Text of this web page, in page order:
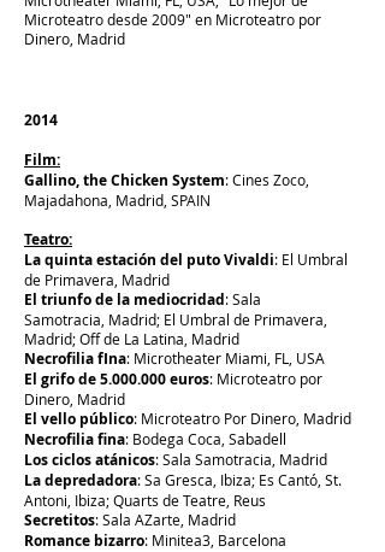
Microteatro desde 2009" en Microteatro por
Dinero, Madrid
2014
Film:
Gallino, the Chicken System: Cines Zoco,
Majadahona, Madrid, SPAIN
Teatro:
La quinta estación del puto Vivaldi: El Umbral
de Primavera, Madrid
El triunfo de la mediocridad: Sala
Samotracia, Madrid; El Umbral de Primavera,
Madrid; Off de La Latina, Madrid
Necrofilia fIna: Microtheater Miami, FL, USA
El grifo de5.000.000euros: Microteatro por
Dinero, Madrid
El vello público: Microteatro Por Dinero, Madrid
Necrofilia fina: Bodega Coca, Sabadell
Los ciclos atánicos: Sala Samotracia, Madrid
La depredadora:Sa Gresca, Ibiza; Es Cantó, St.
Antoni, Ibiza; Quarts de Teatre, Reus
Secretitos: Sala AZarte, Madrid
Romance bizarro: Minitea3, Barcelona